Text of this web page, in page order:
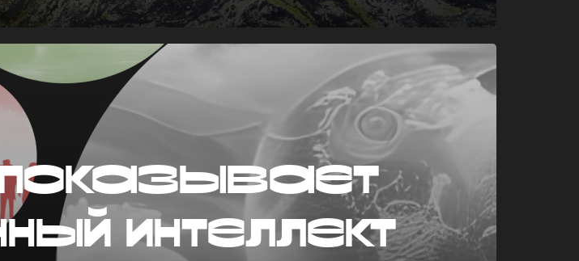
интеллект